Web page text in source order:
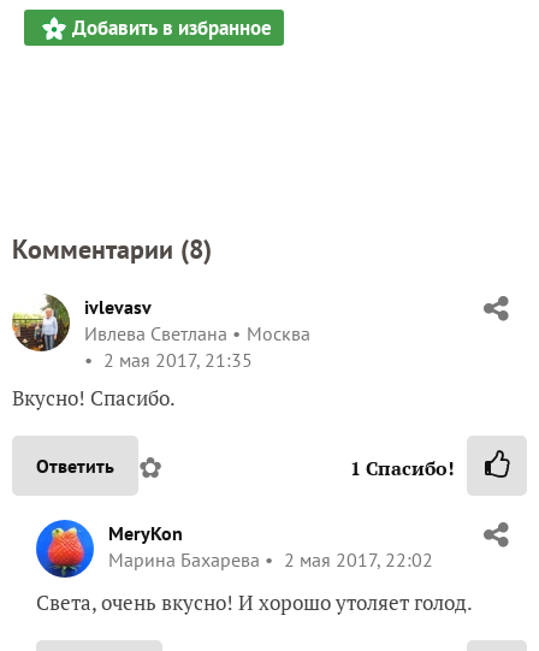
Добавить в избранное
Комментарии (8)
ivlevasv
Ивлева Светлана
Москва
2 мая 2017, 21:35
Вкусно! Спасибо.
Ответить ✿ 1 Спасибо!
MeryKon
Марина Бахарева
2 мая 2017, 22:02
Света, очень вкусно! И хорошо утоляет голод.